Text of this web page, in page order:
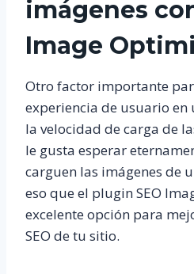
imágenes
Image
Otro factor importante
experiencia de usuario en
la velocidad de carga de
le gusta esperar
carguen las imágenes de
eso que el plugin SEO
excelente opción para
SEO de tu sitio.